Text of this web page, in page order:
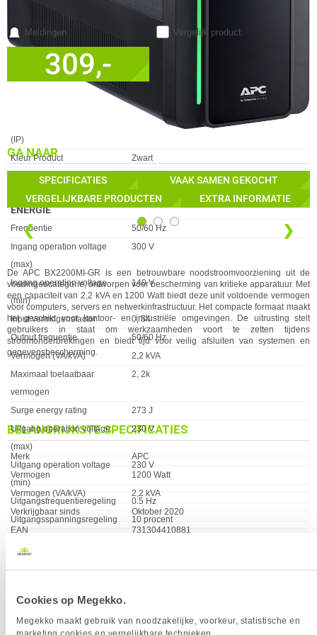
Cookies op Megekko.
Megekko maakt gebruik van noodzakelijke, voorkeur, statistische en
❮ ❯
De APC BX2200MI-GR is een betrouwbare noodstroomvoorziening uit de
voedingencategorie, ontworpen voor bescherming van kritieke apparatuur. Met
een capaciteit van 2,2 kVA en 1200 Watt biedt deze unit voldoende vermogen
voor computers, servers en netwerkinfrastructuur. Het compacte formaat maakt
het geschikt voor kantoor- en industriële omgevingen. De uitrusting stelt
gebruikers in staat om werkzaamheden voort te zetten tijdens
stroomonderbrekingen en biedt tijd voor veilig afsluiten van systemen en
gegevensbescherming.
BELANGRIJKSTE SPECIFICATIES
Eigenschap
Merk
APC
Vermogen
1200 Watt
Vermogen (VA/kVA)
2,2 kVA
Verkrijgbaar sinds
Oktober 2020
EAN
731304410881
Vendorcode
309,-
IN WINKELMAND
24 maanden garantie!
Achteraf betalen!
Vergelijk product
Meldingen
GA NAAR
SPECIFICATIES
VAAK SAMEN GEKOCHT
VERGELIJKBARE PRODUCTEN
EXTRA INFORMATIE
Waarde 6 ms
CERTIFICATEN
Eigenschap Waarde
Certificaten van naleving
Certificering
(IP)
Kleur Product
Zwart
LED Indicatoren
Vormfactor
Compact
ENERGIE
Eigenschap
Frequentie
50/60 Hz
Ingang operation voltage
(max)
300 V
Ingang operation voltage
(min)
140 V
Input vermogensfactor
0, 54
Output frequentie
50/60 Hz
Vermogen (VA/kVA)
2,2 kVA
Maximaal toelaatbaar
vermogen
2, 2k
Surge energy rating
273 J
Uitgang operation voltage
(max)
230 V
Uitgang operation voltage
(min)
230 V
Uitgangsfrequentieregeling
0.5 Hz
Uitgangsspanningsregeling
10 procent
GEWICHT EN OMVANG
Eigenschap Waarde
Breedte
140 mm
Hoogte
190 mm